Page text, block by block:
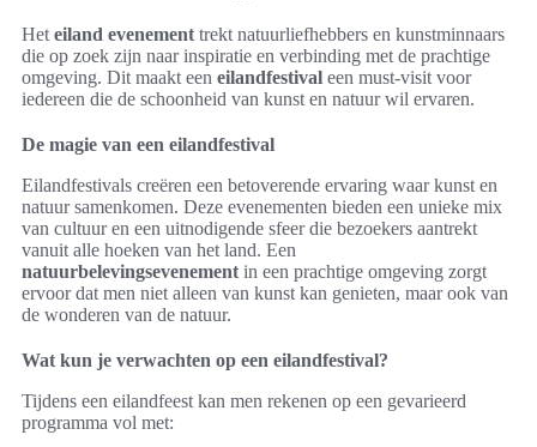
Het eiland evenement trekt natuurliefhebbers en kunstminnaars
die op zoek zijn naar inspiratie en verbinding met de prachtige
omgeving. Dit maakt een eilandfestival een must-visit voor
iedereen die de schoonheid van kunst en natuur wil ervaren.
De magie van een eilandfestival
Eilandfestivals creëren een betoverende ervaring waar kunst en
natuur samenkomen. Deze evenementen bieden een unieke mix
van cultuur en een uitnodigende sfeer die bezoekers aantrekt
vanuit alle hoeken van het land. Een
natuurbelevingsevenement in een prachtige omgeving zorgt
ervoor dat men niet alleen van kunst kan genieten, maar ook van
de wonderen van de natuur.
Wat kun je verwachten op een eilandfestival?
Tijdens een eilandfeest kan men rekenen op een gevarieerd
programma vol met: